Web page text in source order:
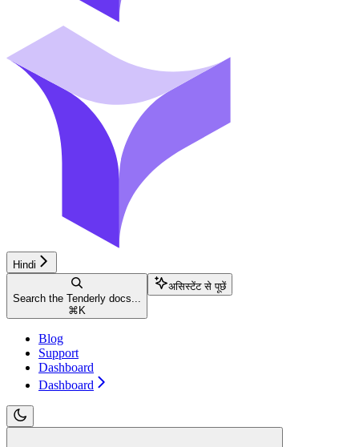
Hindi
Search the Tenderly docs...
⌘ K
असिस्टेंट से पूछें
Blog
Support
Dashboard
Dashboard